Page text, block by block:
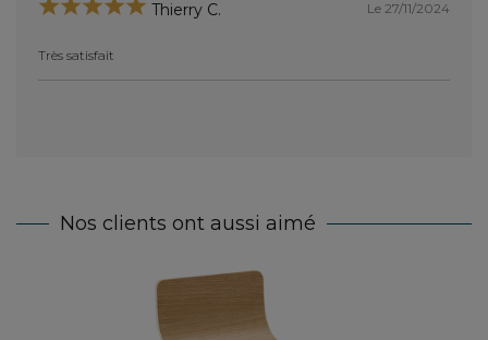
Thierry C. Le 27/11/2024
Très satisfait
Nos clients ont aussi aimé